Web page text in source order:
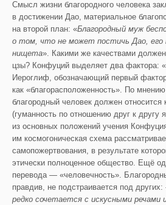
Смысл жизни благородного человека
в достижении Дао, материальное
на второй план: «Благородный муж
о том, что не может постичь Дао, его
нищета». Какими же качествами
цзы? Конфуций выделяет два фактора: «
Иероглиф, обозначающий первый
как «благорасположенность». По
благородный человек должен
(гуманность по отношению друг к другу
из основных положений учения
им космогоническая схема
самопожертвования, в результате
этически полноценное общество. Ещё
перевода — «человечность».
правдив, не подстраивается под других:
редко сочетается с искусными речами